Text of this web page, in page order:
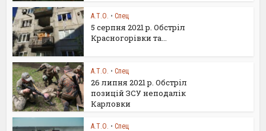
А.Т.О. • Спец
5 серпня 2021 р. Обстріл
Красногорівки та...
А.Т.О. • Спец
26 липня 2021 р. Обстріл
позицій ЗСУ неподалік
Карловки
А.Т.О. • Спец